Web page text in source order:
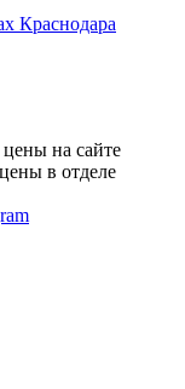
Краснодара
на сайте
в отделе